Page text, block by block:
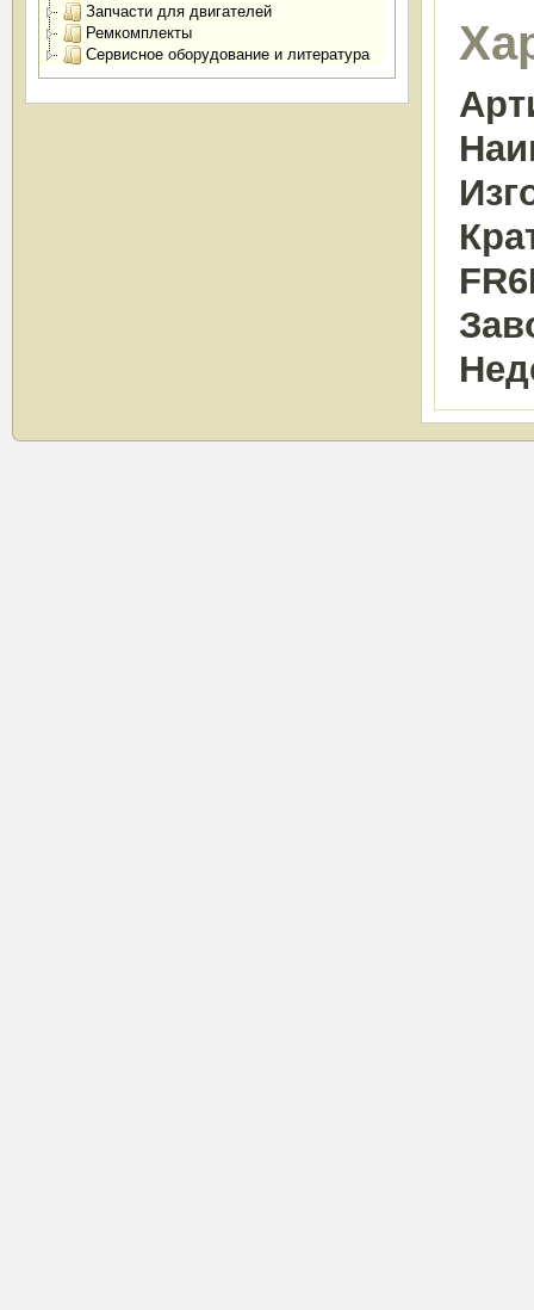
Запчасти для двигателей
Ремкомплекты
Сервисное оборудование и литература